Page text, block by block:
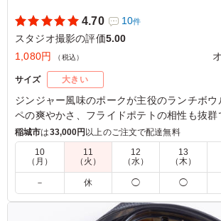
4.70 10件
スタジオ撮影の評価5.00
1,080円
（税込）
サイズ 大きい
ジンジャー風味のポークが主役のランチボウ
ペの爽やかさ、フライドポテトの相性も抜
ントにもぴったりな一品を、オニクズキタイ
ださい。
豚の生姜焼きは、やわらかな肉に生姜の
がしっかり絡み、ご飯との相性が抜群でし
稲城市は33,000円 以上のご注文で配達無料
10
（月）
11
（火）
12
（水）
13
（木）
－ 休 ◯ ◯